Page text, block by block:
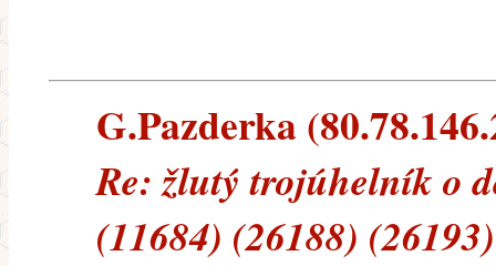
G.Pazderka
Re: žlutý trojúhelník o
(11684) (26188)